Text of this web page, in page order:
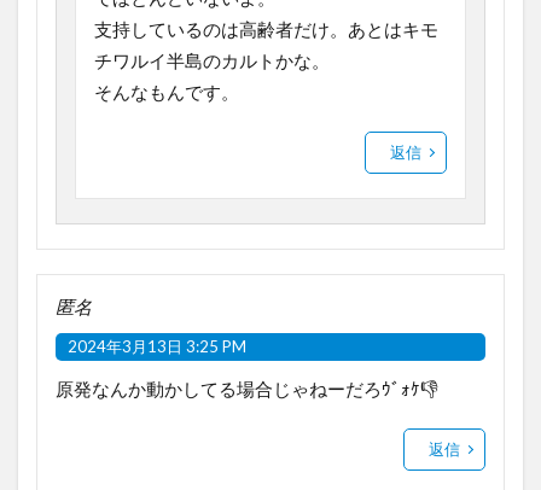
支持しているのは高齢者だけ。あとはキモ
チワルイ半島のカルトかな。
そんなもんです。
返信
匿名
2024年3月13日 3:25 PM
原発なんか動かしてる場合じゃねーだろｳﾞｫｹ👎
返信